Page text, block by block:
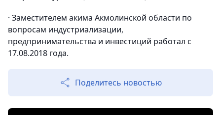
· Заместителем акима Акмолинской области по
вопросам индустриализации,
предпринимательства и инвестиций работал с
17.08.2018 года.
Поделитесь новостью